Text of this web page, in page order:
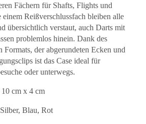
Fächern für Shafts, Flights und
einem Reißverschlussfach bleiben alle
übersichtlich verstaut, auch Darts mit
problemlos hinein. Dank des
Formats, der abgerundeten Ecken und
ist das Case ideal für
oder unterwegs.
cm x 4 cm
Blau, Rot